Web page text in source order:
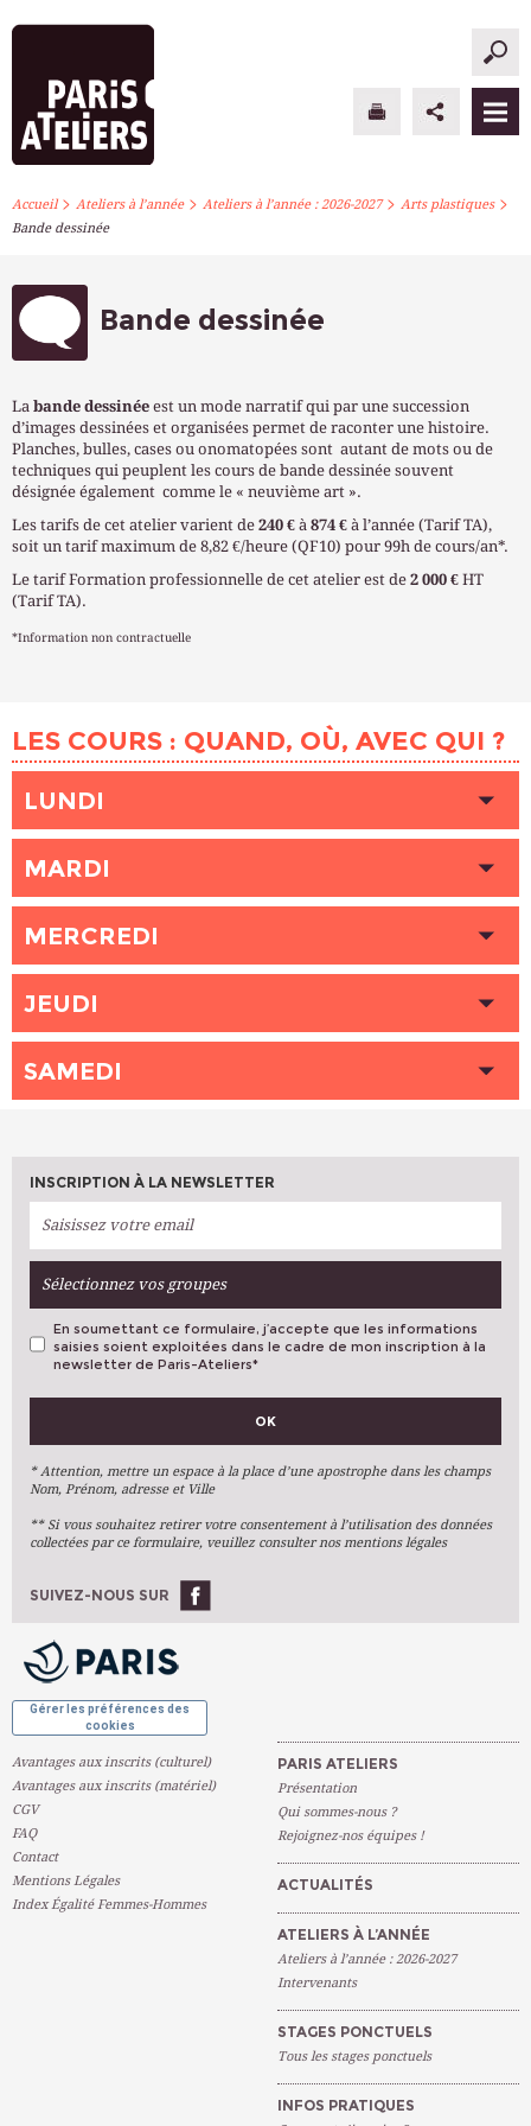
PARIS ATELIERS
ATELIERS À L’ANNÉE
INFOS PRATIQUES
S’INSCRIRE
Accueil> Ateliers à l’année> Ateliers à l’année : 2026-2027> Arts plastiques>
Bande dessinée
Bande dessinée
La bande dessinée est un mode narratif qui par une succession
d’images dessinées et organisées permet de raconter une histoire.
Planches, bulles, cases ou onomatopées sont autant de mots ou de
techniques qui peuplent les cours de bande dessinée souvent
désignée également comme le « neuvième art ».
Les tarifs de cet atelier varient de 240 € à 874 € à l’année (Tarif TA),
soit un tarif maximum de 8,82 €/heure (QF10) pour 99h de cours/an*.
Le tarif Formation professionnelle de cet atelier est de 2 000 € HT
(Tarif TA).
*Information non contractuelle
LES COURS : QUAND, OÙ, AVEC QUI ?
LUNDI
HEURE 18h30 - 21h30
LIEU BOTZARIS (Paris 19ème)
INTERVENANT (E) HURTEL Boris
PLACES DISPONIBLES
MARDI
HEURE 18h30 - 21h30
LIEU VAUGIRARD (Paris 6ème)
INTERVENANT (E) FLOM Frédéric
PLACES DISPONIBLES
HEURE 17h30 - 20h30
LIEU SAMPAIX (Paris 10ème)
MERCREDI
HEURE 18h00 - 21h00
LIEU SAMPAIX (Paris 10ème)
INTERVENANT (E) SERRE Lionel
PLACES DISPONIBLES
JEUDI
HEURE 18h30 - 21h30
LIEU VAUGIRARD (Paris 6ème)
LIEU SAMPAIX (Paris 10ème)
INTERVENANT (E) SERRE Lionel
SAMEDI
INTERVENANT (E) FLOM Frédéric
PLACES DISPONIBLES 2
INSCRIPTION À LA NEWSLETTER
Sélectionnez vos groupes
VOS PRÉFÉRENCES
Arts Plastiques
Arts Du Texte
Arts Numériques
Ateliers À L'année
En soumettant ce formulaire, j’accepte que les informations
saisies soient exploitées dans le cadre de mon inscription à la
newsletter de Paris-Ateliers*
OK
* Attention, mettre un espace à la place d’une apostrophe dans les champs
Nom, Prénom, adresse et Ville
** Si vous souhaitez retirer votre consentement à l’utilisation des données
collectées par ce formulaire, veuillez consulter nos mentions légales
SUIVEZ-NOUS SUR
Gérer les préférences des
cookies
Avantages aux inscrits (culturel)
Avantages aux inscrits (matériel)
CGV
FAQ
Contact
Mentions Légales
Index Égalité Femmes-Hommes
PARIS ATELIERS
Présentation
Qui sommes-nous ?
Rejoignez-nos équipes !
ACTUALITÉS
ATELIERS À L’ANNÉE
Ateliers à l’année : 2026-2027
Intervenants
STAGES PONCTUELS
Tous les stages ponctuels
INFOS PRATIQUES